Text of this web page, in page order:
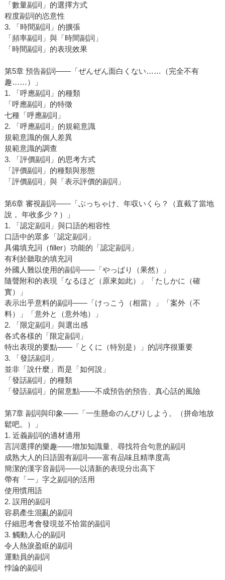
「數量副詞」的選擇方式
程度副詞的恣意性
3. 「時間副詞」的擴張
「頻率副詞」與「時間副詞」
「時間副詞」的表現效果
第5章 預告副詞――「ぜんぜん面白くない……（完全不有
趣……）」
1. 「呼應副詞」的種類
「呼應副詞」的特徵
七種「呼應副詞」
2. 「呼應副詞」的規範意識
規範意識的個人差異
規範意識的調查
3. 「評價副詞」的思考方式
「評價副詞」的種類與形態
「評價副詞」與「表示評價的副詞」
第6章 審視副詞――「ぶっちゃけ、年収いくら？（直截了當地
說， 年收多少？）」
1. 「認定副詞」與口語的相容性
口語中的眾多「認定副詞」
具備填充詞（filler）功能的「認定副詞」
有利於聽取的填充詞
外國人難以使用的副詞――「やっぱり（果然）」
隨聲附和的表現「なるほど（原來如此）」「たしかに（確
實）」
表示出乎意料的副詞――「けっこう（相當）」「案外（不
料）」「意外と（意外地）」
2. 「限定副詞」與選出感
各式各樣的「限定副詞」
特出表現的要點――「とくに（特別是）」的詞序很重要
3. 「發話副詞」
並非「說什麼」而是「如何說」
「發話副詞」的種類
「發話副詞」的留意點――不成預告的預告、真心話的風險
第7章 副詞與印象――「一生懸命のんびりしよう。（拼命地放
鬆吧。）」
1. 近義副詞的適材適用
言詞選擇的樂趣――增加知識量、尋找符合句意的副詞
成熟大人的日語固有副詞――富有品味且精準度高
簡潔的漢字音副詞――以清新的表現分出高下
帶有「一」字之副詞的活用
使用慣用語
2. 誤用的副詞
容易產生混亂的副詞
仔細思考會發現並不恰當的副詞
3. 觸動人心的副詞
令人熱淚盈眶的副詞
運動員的副詞
悖論的副詞